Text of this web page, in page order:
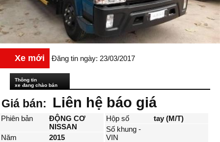
Xe mới Đăng tin ngày: 23/03/2017
Thông tin
xe đang chào bán
Giá bán: Liên hệ báo giá
Phiên bản
ĐỘNG CƠ
NISSAN
Năm
2015
Hộp số
tay (M/T)
Số khung -
VIN